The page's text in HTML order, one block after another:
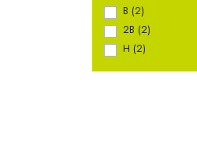
B (2)
2B (2)
H (2)